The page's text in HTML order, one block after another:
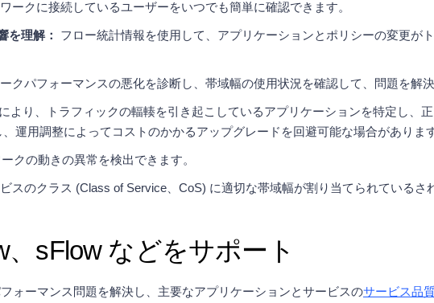
ークに接続しているユーザーをいつでも簡単に確認できます。
を理解：
フロー統計情報を使用して、アプリケーションとポリシーの変更が
クパフォーマンスの悪化を診断し、帯域幅の使用状況を確認して、問題を解
より、トラフィックの輻輳を引き起こしているアプリケーションを特定し、
運用調整によってコストのかかるアップグレードを回避可能な場合があります
クの動きの異常を検出できます。
スのクラス (Class of Service、CoS) に適切な帯域幅が割り当てられているさ
sFlow などをサポート
ォーマンス問題を解決し、主要なアプリケーションとサービスのサービス品